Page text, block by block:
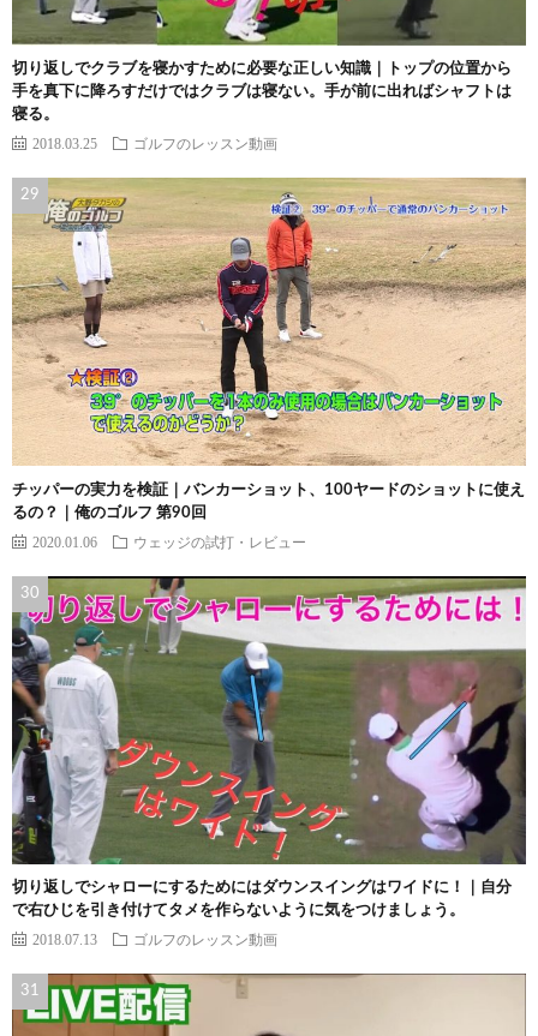
切り返しでクラブを寝かすために必要な正しい知識｜トップの位置から
手を真下に降ろすだけではクラブは寝ない。手が前に出ればシャフトは
寝る。
2018.03.25 ゴルフのレッスン動画
チッパーの実力を検証｜バンカーショット、100ヤードのショットに使え
るの？｜俺のゴルフ 第90回
2020.01.06 ウェッジの試打・レビュー
切り返しでシャローにするためにはダウンスイングはワイドに！｜自分
で右ひじを引き付けてタメを作らないように気をつけましょう。
2018.07.13 ゴルフのレッスン動画